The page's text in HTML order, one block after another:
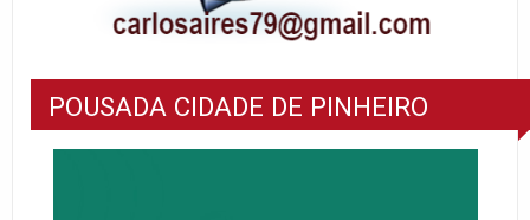
POUSADA CIDADE DE PINHEIRO